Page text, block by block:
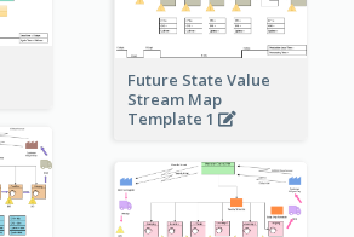
Future State Value
Stream Map
Template 1